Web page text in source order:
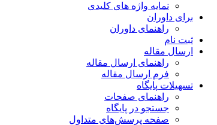
نمایه واژه های کلیدی
برای داوران
راهنمای داوران
ثبت نام
ارسال مقاله
راهنمای ارسال مقاله
فرم ارسال مقاله
تسهیلات پایگاه
راهنمای صفحات
جستجو در پایگاه
صفحه پرسش‌های متداول